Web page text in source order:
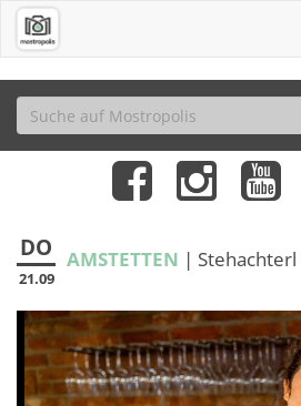
DO
21.09
AMSTETTEN |